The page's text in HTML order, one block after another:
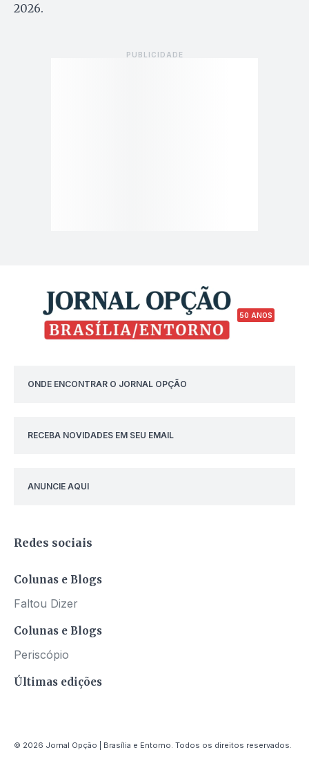
2026.
50 ANOS
ONDE ENCONTRAR O JORNAL OPÇÃO
RECEBA NOVIDADES EM SEU EMAIL
ANUNCIE AQUI
Redes sociais
Colunas e Blogs
Faltou Dizer
Colunas e Blogs
Periscópio
Últimas edições
© 2026 Jornal Opção | Brasília e Entorno. Todos os direitos reservados.